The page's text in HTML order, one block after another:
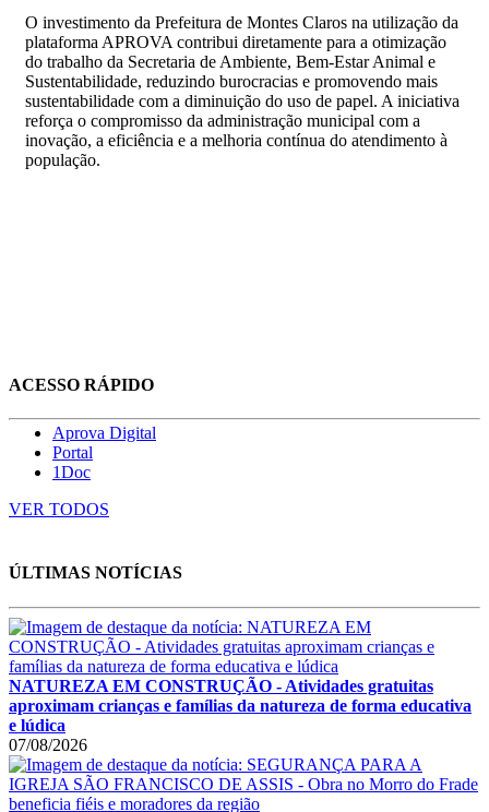
O investimento da Prefeitura de Montes Claros na utilização da
plataforma APROVA contribui diretamente para a otimização
do trabalho da Secretaria de Ambiente, Bem-Estar Animal e
Sustentabilidade, reduzindo burocracias e promovendo mais
sustentabilidade com a diminuição do uso de papel. A iniciativa
reforça o compromisso da administração municipal com a
inovação, a eficiência e a melhoria contínua do atendimento à
população.
ACESSO RÁPIDO
Aprova Digital
Portal
1Doc
VER TODOS
ÚLTIMAS NOTÍCIAS
NATUREZA EM CONSTRUÇÃO - Atividades gratuitas
aproximam crianças e famílias da natureza de forma educativa
e lúdica
07/08/2026